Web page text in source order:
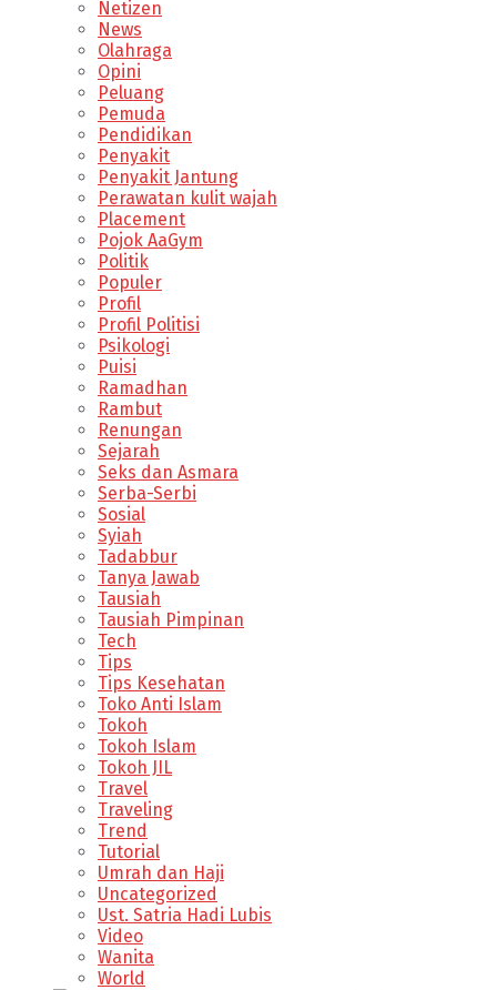
Netizen
News
Olahraga
Opini
Peluang
Pemuda
Pendidikan
Penyakit
Penyakit Jantung
Perawatan kulit wajah
Placement
Pojok AaGym
Politik
Populer
Profil
Profil Politisi
Psikologi
Puisi
Ramadhan
Rambut
Renungan
Sejarah
Seks dan Asmara
Serba-Serbi
Sosial
Syiah
Tadabbur
Tanya Jawab
Tausiah
Tausiah Pimpinan
Tech
Tips
Tips Kesehatan
Toko Anti Islam
Tokoh
Tokoh Islam
Tokoh JIL
Travel
Traveling
Trend
Tutorial
Umrah dan Haji
Uncategorized
Ust. Satria Hadi Lubis
Video
Wanita
World